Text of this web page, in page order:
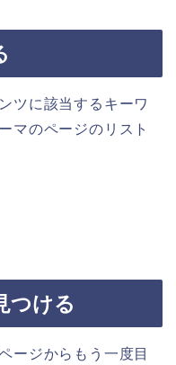
ツに該当するキーワ
マのページのリスト
つける
ージからもう一度目